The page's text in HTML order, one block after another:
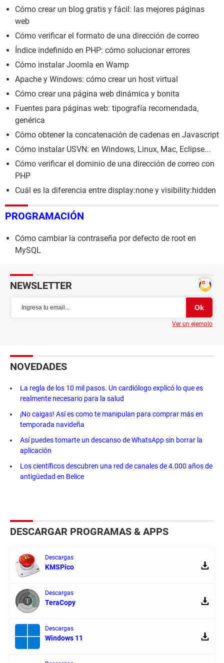
Cómo crear un blog gratis y fácil: las mejores páginas
web
Cómo verificar el formato de una dirección de correo
Índice indefinido en PHP: cómo solucionar errores
Cómo instalar Joomla en Wamp
Apache y Windows: cómo crear un host virtual
Cómo crear una página web dinámica y bonita
Fuentes para páginas web: tipografía recomendada,
genérica
Cómo obtener la concatenación de cadenas en Javascript
Cómo instalar USVN: en Windows, Linux, Mac, Eclipse...
Cómo verificar el dominio de una dirección de correo con
PHP
Cuál es la diferencia entre display:none y visibility:hidden
PROGRAMACIÓN
Cómo cambiar la contraseña por defecto de root en
MySQL
NEWSLETTER
Ver un ejemplo
NOVEDADES
La regla de los 10 mil pasos. Un cardiólogo explicó lo que es
realmente necesario para la salud
¡No caigas! Así es como te manipulan para comprar más en
temporada navideña
Así puedes tomarte un descanso de WhatsApp sin borrar la
aplicación
Los científicos descubren una red de canales de 4.000 años de
antigüedad en Belice
DESCARGAR PROGRAMAS & APPS
Descargas
KMSPico
Descargas
TeraCopy
Descargas
Windows 11